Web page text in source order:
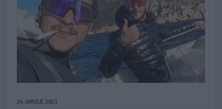
26 APRILE 2025